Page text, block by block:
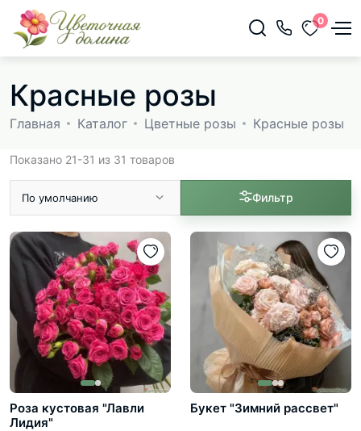
0
Красные розы
Главная Каталог Цветные розы Красные розы
Показано 21-31 из 31 товаров
По умолчанию Фильтр
Роза кустовая "Лавли
Лидия"
Букет "Зимний рассвет"